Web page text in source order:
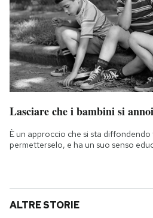
Lasciare che i bambini si
È un approccio che si sta
permetterselo, e ha un suo senso
ALTRE STORIE